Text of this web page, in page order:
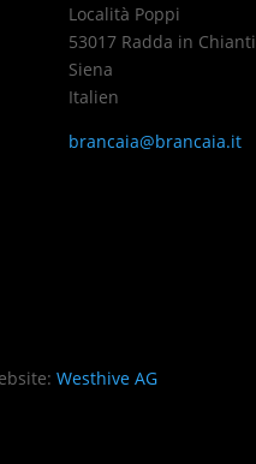
Località Poppi
53017 Radda in Chianti
Siena
Italien
brancaia@brancaia.it
Westhive AG